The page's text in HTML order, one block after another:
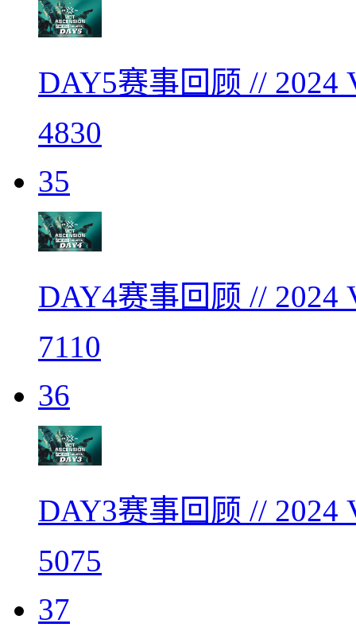
DAY5赛事回顾 // 2024
4830
35
DAY4赛事回顾 // 2024
7110
36
DAY3赛事回顾 // 2024
5075
37